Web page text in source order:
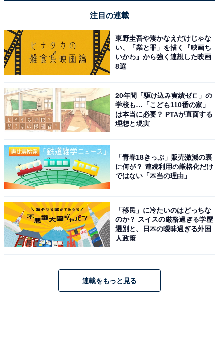
— 映画『あまろっく』公式 (@amalock_movie)
February 14, 2024
1位には、江口のりこさんが選ばれました。江口さん
ち、主に舞台を中心に活動。2002年には『金融破滅ニッ
ポン 桃源郷の人々』で映画デビューし、その後はさまざ
まな映画やドラマに出演します。
個性的な演技ができる俳優として評価され、ドラマ『時
効警察』シリーズ（テレビ朝日系）、『コウノドリ』
（TBS系）などに参加。映画作品は出演本数が多く、シ
リアスからコメディまで演じられる俳優で、名バイプレ
ーヤーとして活躍中です。2024年には、主演を務めるド
ラマ『ソロ活女子のススメ4』（テレビ東京系）が放送
され、8月30日には映画『愛に乱暴』が公開予定となっ
ています。
回答者からは、「演技力が素晴らしくて、涼やかで個性
的な美人さんだから」（40代女性／神奈川県）、「飄々
注目の連載
東野圭吾や湊かなえだけじゃな
い、「業と罪」を描く『映画ち
いかわ』から強く連想した映画
8選
20年間「駆け込み実績ゼロ」の
学校も…「こども110番の家」
は本当に必要？ PTAが直面する
理想と現実
「青春18きっぷ」販売激減の裏
に何が？ 連続利用の厳格化だけ
ではない「本当の理由」
「移民」に冷たいのはどっちな
のか？ スイスの厳格過ぎる学歴
選別と、日本の曖昧過ぎる外国
人政策
連載をもっと見る